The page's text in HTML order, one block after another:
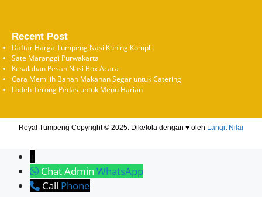
Recent Post
Daftar Harga Tumpeng Nasi Kuning Komplit
Sate Maranggi Purwakarta
Kesalahan Pesan Nasi Box Acara
Cara Memilih Bahan Makanan Segar untuk Catering
Lodeh Terong Pedas untuk Menu Harian
Royal Tumpeng Copyright © 2025. Dikelola dengan ♥ oleh Langit Nilai
↓
Chat Admin WhatsApp
Call Phone